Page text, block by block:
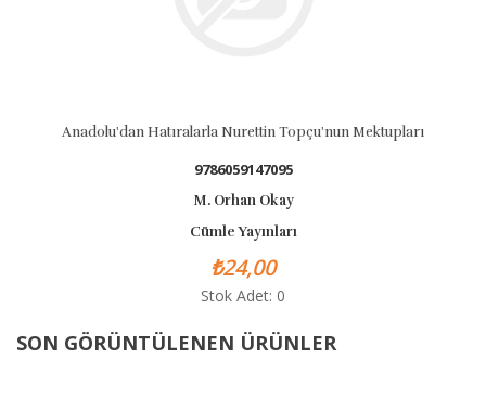
Anadolu'dan Hatıralarla Nurettin Topçu'nun Mektupları
9786059147095
M. Orhan Okay
Cümle Yayınları
₺24,00
Stok Adet: 0
SON GÖRÜNTÜLENEN ÜRÜNLER